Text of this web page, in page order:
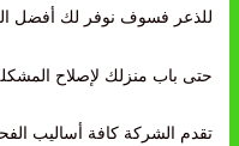
للذعر فسوف نوفر لك أفضل
حتى باب منزلك لإصلاح
تقدم الشركة كافة أساليب